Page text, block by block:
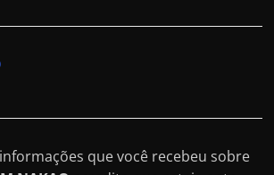
que você recebeu sobre